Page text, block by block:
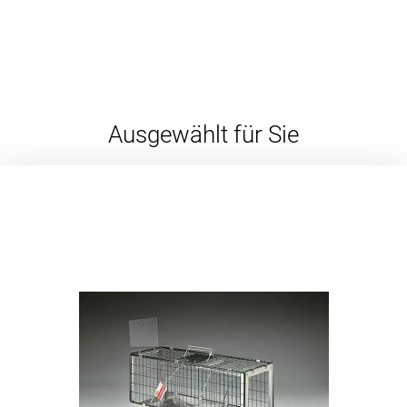
Ausgewählt für Sie